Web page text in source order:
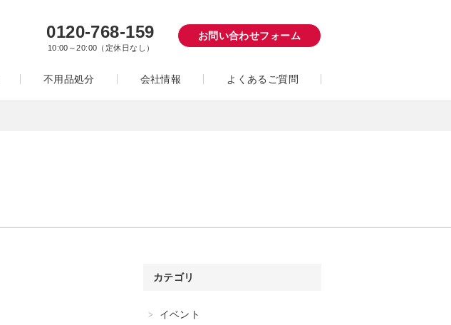
0120-768-159
10:00～20:00（定休日なし）
お問い合わせフォーム
不用品処分 会社情報 よくあるご質問
カテゴリ
イベント